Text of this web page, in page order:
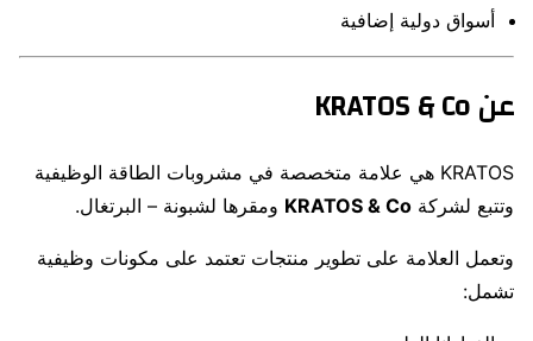
أسواق دولية إضافية
عن KRATOS & Co
KRATOS هي علامة متخصصة في مشروبات الطاقة الوظيفية
وتتبع لشركة KRATOS & Co ومقرها لشبونة – البرتغال.
وتعمل العلامة على تطوير منتجات تعتمد على مكونات وظيفية
تشمل: